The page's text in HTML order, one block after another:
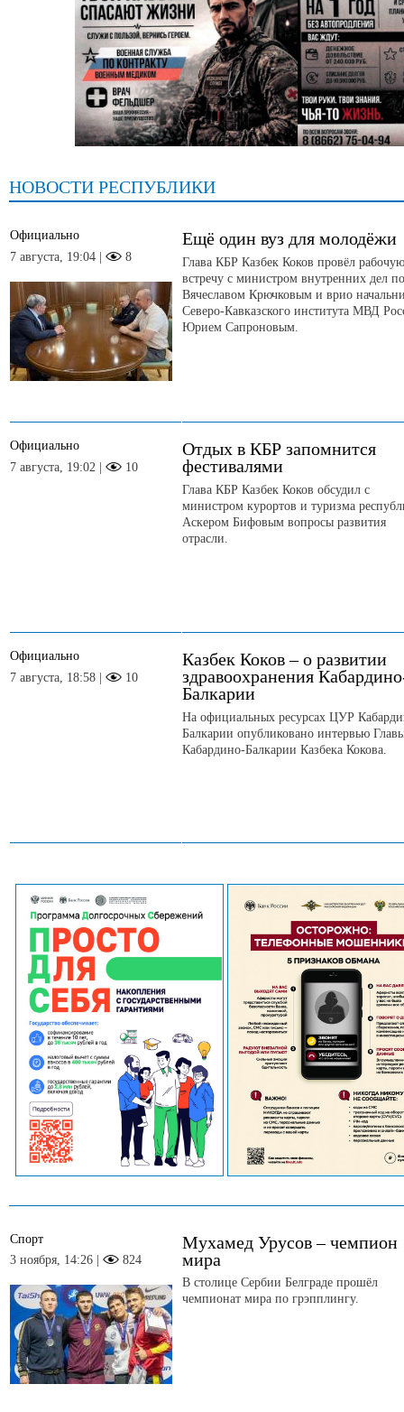
НОВОСТИ РЕСПУБЛИКИ
Официально
7 августа, 19:04 |
8
Ещё один вуз для молодёжи
Глава КБР Казбек Коков провёл рабочую
встречу с министром внутренних дел
Вячеславом Крючковым и врио
Северо-Кавказского института МВД
Юрием Сапроновым.
Официально
7 августа, 19:02 |
10
Отдых в КБР запомнится
фестивалями
Глава КБР Казбек Коков обсудил с
министром курортов и туризма
Аскером Бифовым вопросы развития
отрасли.
Официально
7 августа, 18:58 |
10
Казбек Коков – о развитии
здравоохранения
Балкарии
На официальных ресурсах ЦУР
Балкарии опубликовано интервью
Кабардино-Балкарии Казбека Кокова.
Спорт
3 ноября, 14:26 |
824
Мухамед Урусов – чемпион
мира
В столице Сербии Белграде прошёл
чемпионат мира по грэпплингу.